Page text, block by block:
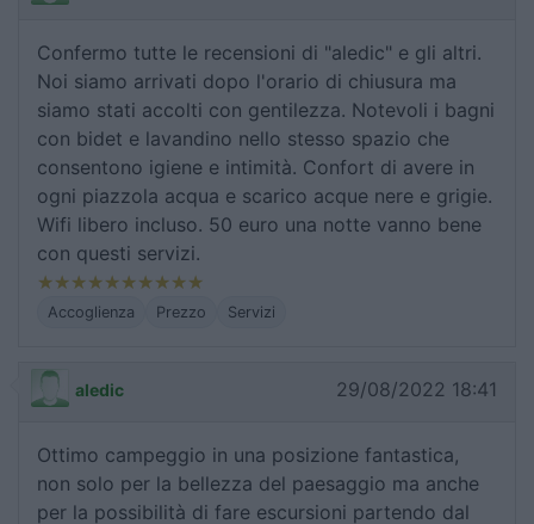
Confermo tutte le recensioni di "aledic" e gli altri.
Noi siamo arrivati dopo l'orario di chiusura ma
siamo stati accolti con gentilezza. Notevoli i bagni
con bidet e lavandino nello stesso spazio che
consentono igiene e intimità. Confort di avere in
ogni piazzola acqua e scarico acque nere e grigie.
Wifi libero incluso. 50 euro una notte vanno bene
con questi servizi.
Accoglienza Prezzo Servizi
aledic 29/08/2022 18:41
Ottimo campeggio in una posizione fantastica,
non solo per la bellezza del paesaggio ma anche
per la possibilità di fare escursioni partendo dal